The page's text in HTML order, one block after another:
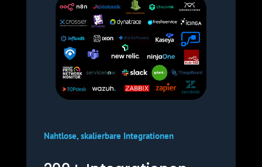
Nahtlose, skalierbare Integrationen